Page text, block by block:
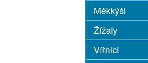
Měkkýši
Žížaly
Vířníci